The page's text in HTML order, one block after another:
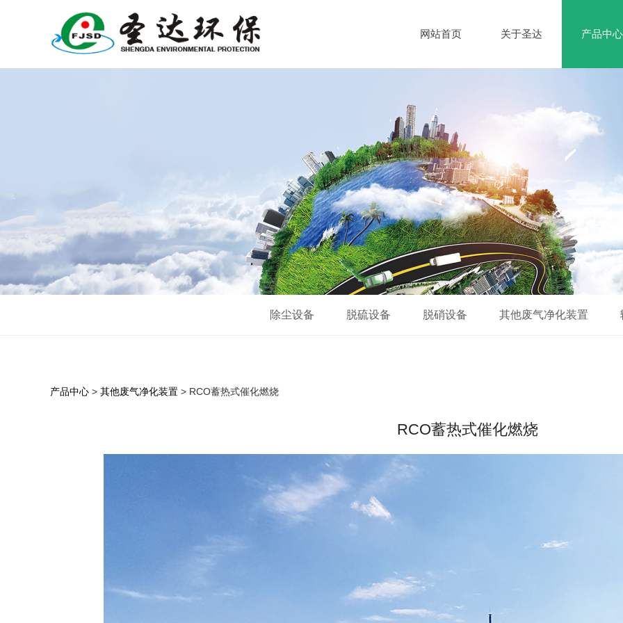
网站首页 关于圣达 产品中心
除尘设备 脱硫设备 脱硝设备 其他废气净化装置
RCO蓄热式催化燃烧
产品中心 > 其他废气净化装置 > RCO蓄热式催化燃烧
RCO蓄热式催化燃烧